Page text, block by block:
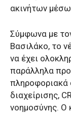
ακινήτων
Σύμφωνα με
Βασιλάκο, το
να έχει
παράλληλα
πληροφοριακά
διαχείρισης,
νοημοσύνης. Ο